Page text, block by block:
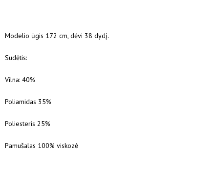
Modelio ūgis 172 cm, dėvi 38 dydį.
Sudėtis:
Vilna: 40%
Poliamidas 35%
Poliesteris 25%
Pamušalas 100% viskozė